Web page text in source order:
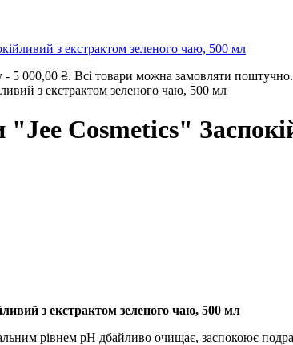
з екстрактом зеленого чаю, 500 мл
- 5 000,00 ₴. Всі товари можна замовляти поштучно.
"Jee Cosmetics"
з екстрактом зеленого чаю, 500 мл
рівнем pH дбайливо очищає, заспокоює